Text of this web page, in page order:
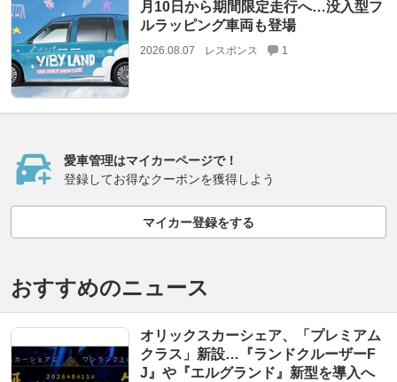
月10日から期間限定走行へ…没入型フ
ルラッピング車両も登場
2026.08.07 レスポンス 1
愛車管理はマイカーページで！
登録してお得なクーポンを獲得しよう
マイカー登録をする
おすすめのニュース
オリックスカーシェア、「プレミアム
クラス」新設…『ランドクルーザーF
J』や『エルグランド』新型を導入へ